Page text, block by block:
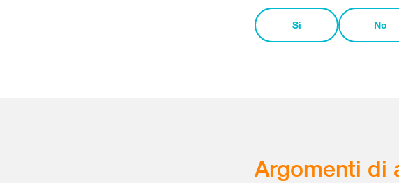
Sì No
Argomenti di